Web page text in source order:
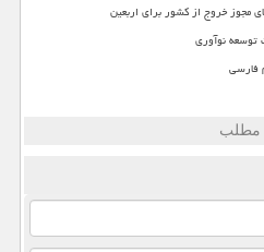
مجوز خروج از کشور برای اربعین
توسعه نوآوری
فارسی
مطلب